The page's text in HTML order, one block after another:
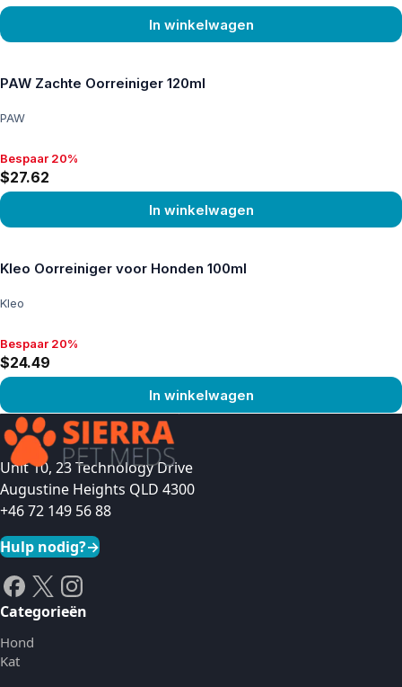
In winkelwagen
PAW Zachte Oorreiniger 120ml
PAW
Bespaar 20%, $27.62
Bespaar 20%
$27.62
In winkelwagen
Kleo Oorreiniger voor Honden 100ml
Kleo
Bespaar 20%, $24.49
Bespaar 20%
$24.49
In winkelwagen
Product bekijken
Unit 10, 23 Technology Drive
Augustine Heights QLD 4300
+46 72 149 56 88
Hulp nodig?→
Categorieën
Hond
Kat